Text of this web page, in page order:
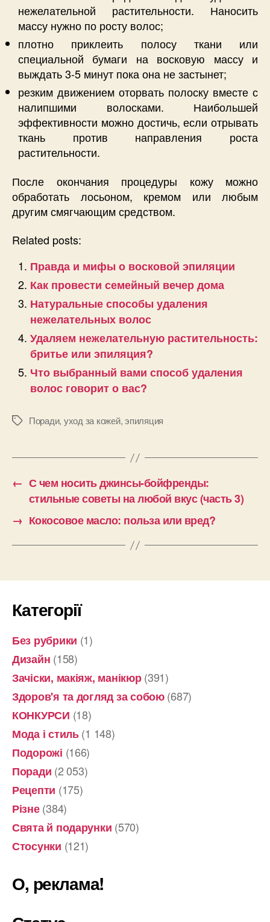
нежелательной растительности. Наносить
массу нужно по росту волос;
плотно приклеить полосу ткани или
специальной бумаги на восковую массу и
выждать 3-5 минут пока она не застынет;
резким движением оторвать полоску вместе с
налипшими волосками. Наибольшей
эффективности можно достичь, если отрывать
ткань против направления роста
растительности.
После окончания процедуры кожу можно
обработать лосьоном, кремом или любым
другим смягчающим средством.
Related posts:
Правда и мифы о восковой эпиляции
Как провести семейный вечер дома
Натуральные способы удаления
нежелательных волос
Удаляем нежелательную растительность:
бритье или эпиляция?
Что выбранный вами способ удаления
волос говорит о вас?
Позначки
Поради, уход за кожей,эпиляция
← С чем носить джинсы-бойфренды:
стильные советы на любой вкус (часть 3)
→ Кокосовое масло: польза или вред?
Категорії
Без рубрики (1)
Дизайн (158)
Зачіски, макіяж, манікюр(391)
Здоров'я та догляд за собою(687)
КОНКУРСИ (18)
Мода і стиль(1 148)
Подорожі (166)
Поради (2 053)
Рецепти (175)
Різне(384)
Свята й подарунки (570)
Стосунки (121)
О, реклама!